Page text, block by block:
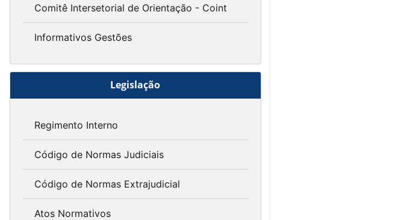
Comitê Intersetorial de Orientação - Coint
Informativos Gestões
Legislação
Regimento Interno
Código de Normas Judiciais
Código de Normas Extrajudicial
Atos Normativos